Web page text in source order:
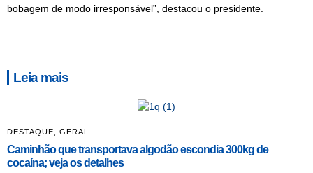
bobagem de modo irresponsável”, destacou o presidente.
Leia mais
DESTAQUE, GERAL
Caminhão que transportava algodão escondia 300kg de
cocaína; veja os detalhes